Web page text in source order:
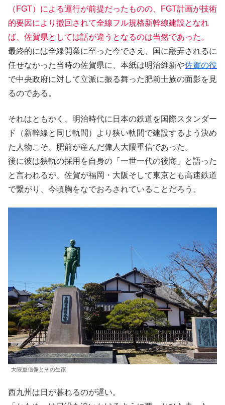
（FGT）による運行が前提だったものの、FGT計画が技術
的要因により撤回されて全線フル規格新幹線建設となれ
ば、佐賀県としては話が違うとなるのは当然であった。
最終的には全線開業に至った今でさえ、国に翻弄されるに
任せなかった当時の佐賀県に、本紙は明治維新や佐賀の役
で中央政府に対して立派に振る舞った肥前士族の面影を見
るのである。
それはともかく、明治時代に日本の鉄道を国際スタンダー
ド（新幹線と同じ軌間）より狭い軌間で建設するよう決め
た人物こそ、肥前が産んだ偉人大隈重信であった。
後に彼は狭軌の採用を自身の「一世一代の後悔」と語った
と言われるが、佐賀が福岡・大阪そして東京とも高速鉄道
で繋がり、今頃胸をなでおろされていることだろう。
大隈重信像とその生家
西九州は日が暮れるのが遅い。